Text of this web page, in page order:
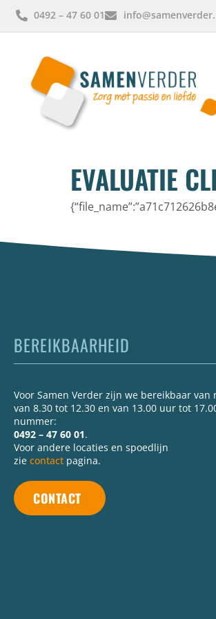
0492 – 47 60 01
EVALUATIE
BEREIKBAARHEID
Voor Samen Verder zijn we bereikbaar
van 8.30 tot 12.30 en van 13.00 uur tot
nummer:
0492 – 47 60 01.
Voor andere locaties en spoedlijn
zie contact pagina.
CONTACT